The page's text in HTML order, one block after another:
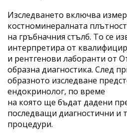
Изследването включва
костноминералната
на гръбначния стълб. То се
интерпретира от
и рентгенови лаборанти от
образна диагностика. След
образното изследване
ендокринолог, по време
на която ще бъдат дадени
последващи диагностични и
процедури.